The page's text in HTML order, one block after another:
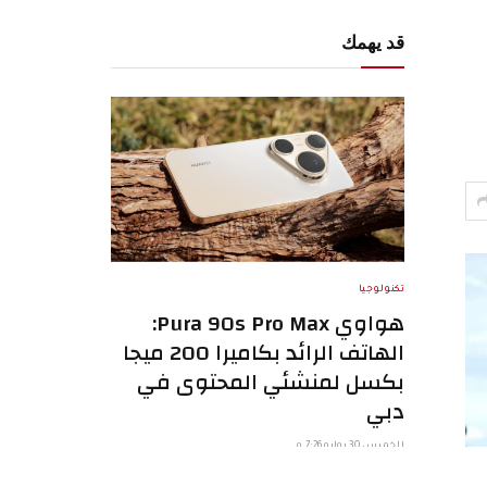
قد يهمك
تكنولوجيا
هواوي Pura 90s Pro Max:
الهاتف الرائد بكاميرا 200 ميجا
بكسل لمنشئي المحتوى في
دبي
الخميس 30 يوليو 7:26 م